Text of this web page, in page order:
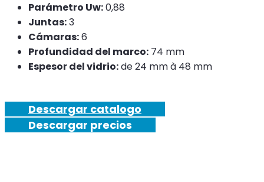
Parámetro Uw:0,88
Juntas:3
Cámaras:6
Profundidad del marco: 74 mm
Espesor del vidrio:de 24 mm à 48 mm
Descargar catalogo
Descargar precios